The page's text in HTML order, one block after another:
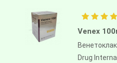
Venex
Drug